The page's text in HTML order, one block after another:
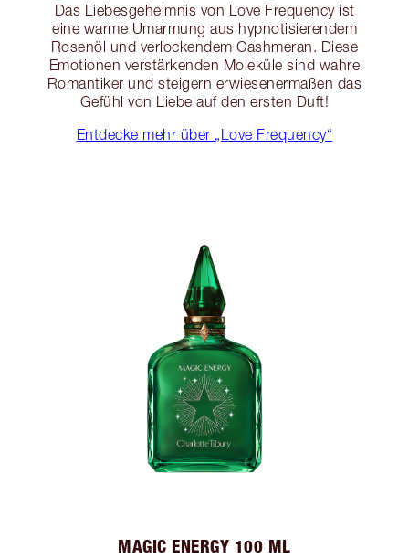
Das Liebesgeheimnis von Love Frequency ist
eine warme Umarmung aus hypnotisierendem
Rosenöl und verlockendem Cashmeran. Diese
Emotionen verstärkenden Moleküle sind wahre
Romantiker und steigern erwiesenermaßen das
Gefühl von Liebe auf den ersten Duft!
Entdecke mehr über „Love Frequency“
MAGIC ENERGY 100 ML